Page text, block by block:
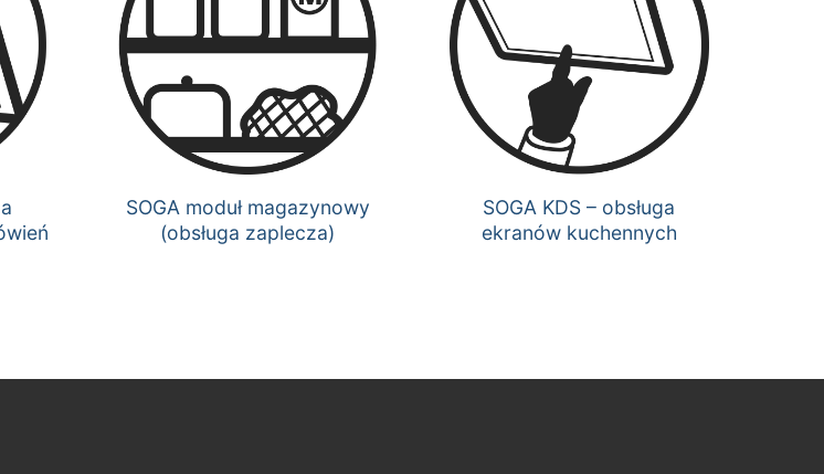
SOGA moduł magazynowy
(obsługa zaplecza)
SOGA KDS – obsługa
ekranów kuchennych